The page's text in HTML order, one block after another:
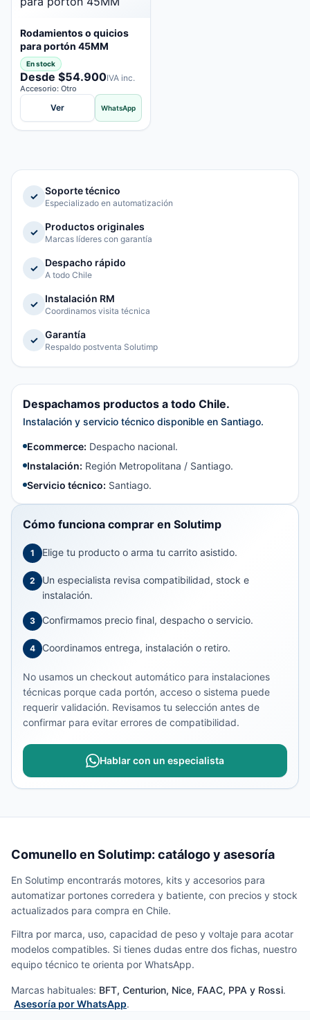
Rodamientos o quicios
para portón 45MM
En stock
Desde $54.900IVA inc.
Accesorio: Otro
Ver WhatsApp
✓ Soporte técnico
Especializado en automatización
✓ Productos originales
Marcas líderes con garantía
✓ Despacho rápido
A todo Chile
✓ Instalación RM
Coordinamos visita técnica
✓ Garantía
Respaldo postventa Solutimp
Despachamos productos a todo Chile.
Instalación y servicio técnico disponible en Santiago.
Ecommerce: Despacho nacional.
Instalación: Región Metropolitana / Santiago.
Servicio técnico: Santiago.
Cómo funciona comprar en Solutimp
1 Elige tu producto o arma tu carrito asistido.
2
Un especialista revisa compatibilidad, stock e
instalación.
3 Confirmamos precio final, despacho o servicio.
4 Coordinamos entrega, instalación o retiro.
No usamos un checkout automático para instalaciones
técnicas porque cada portón, acceso o sistema puede
requerir validación. Revisamos tu selección antes de
confirmar para evitar errores de compatibilidad.
Hablar con un especialista
Comunello en Solutimp: catálogo y asesoría
En Solutimp encontrarás motores, kits y accesorios para
automatizar portones corredera y batiente, con precios y stock
actualizados para compra en Chile.
Filtra por marca, uso, capacidad de peso y voltaje para acotar
modelos compatibles. Si tienes dudas entre dos fichas, nuestro
equipo técnico te orienta por WhatsApp.
Marcas habituales: BFT, Centurion, Nice, FAAC, PPA y Rossi.
Asesoría por WhatsApp.